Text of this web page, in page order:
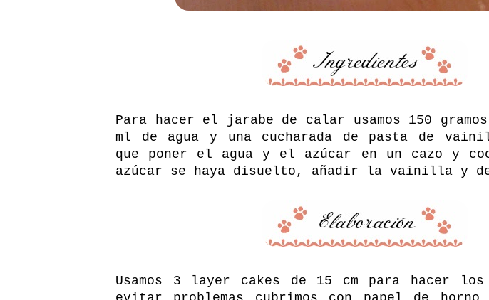
Para hacer el jarabe de calar usamos 150
ml de agua y una cucharada de pasta de
que poner el agua y el azúcar en un cazo y
azúcar se haya disuelto, añadir la vainilla y
Usamos 3 layer cakes de 15 cm para hacer